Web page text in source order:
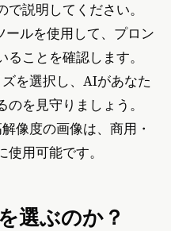
説明してください。
ルを使用して、プロン
ことを確認します。
を選択し、AIがあなた
を見守りましょう。
像度の画像は、商用・
用可能です。
選ぶのか？